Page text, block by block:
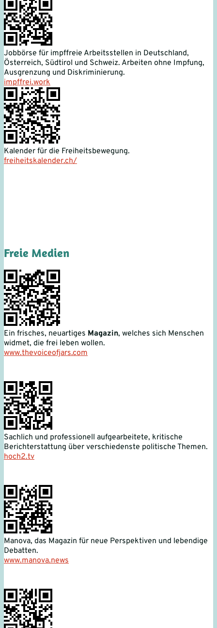
Jobbörse für impffreie Arbeitsstellen in Deutschland,
Österreich, Südtirol und Schweiz. Arbeiten ohne Impfung,
Ausgrenzung und Diskriminierung.
impffrei.work
Kalender für die Freiheitsbewegung.
freiheitskalender.ch/
Freie Medien
Ein frisches, neuartiges Magazin, welches sich Menschen
widmet, die frei leben wollen.
www.thevoiceofjars.com
Sachlich und professionell aufgearbeitete, kritische
Berichterstattung über verschiedenste politische Themen.
hoch2.tv
Manova, das Magazin für neue Perspektiven und lebendige
Debatten.
www.manova.news